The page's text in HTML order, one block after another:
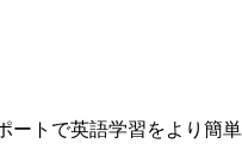
ートで英語学習をより簡単